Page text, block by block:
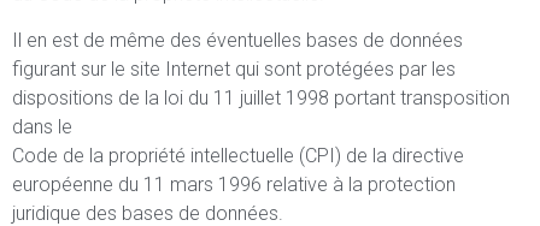
Il en est de même des éventuelles bases de données
figurant sur le site Internet qui sont protégées par les
dispositions de la loi du 11 juillet 1998 portant transposition
dans le
Code de la propriété intellectuelle (CPI) de la directive
européenne du 11 mars 1996 relative à la protection
juridique des bases de données.